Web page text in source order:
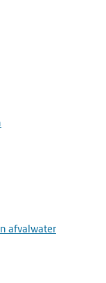
afvalwater